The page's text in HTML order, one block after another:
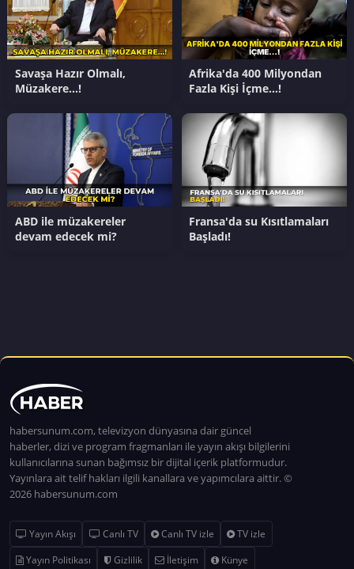
Savaşa Hazır Olmalı,
Müzakere…!
Afrika'da 400 Milyondan
Fazla Kişi İçme…!
ABD ile müzakereler
devam edecek mi?
Fransa'da su Kısıtlamaları
Başladı!
habersunum.com, televizyon dünyasına dair güncel
haberler, dizi ve program fragmanları ile yayın akışı bilgilerini
kullanıcılarına sunan bağımsız bir dijital içerik platformudur.
Yayınlara ait telif hakları ilgili kanallara ve yapımcılara aittir. ©
2026 habersunum.com
Yayın Akışı Canlı TV Canlı TV izle
TV izle
Yayın Politikası
Gizlilik İletişim Künye